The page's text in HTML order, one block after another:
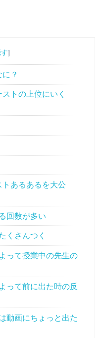
]
？
トの上位にいく
あるあるを大公
回数が多い
くさんつく
って授業中の先生の
って前に出た時の反
動画にちょっと出た